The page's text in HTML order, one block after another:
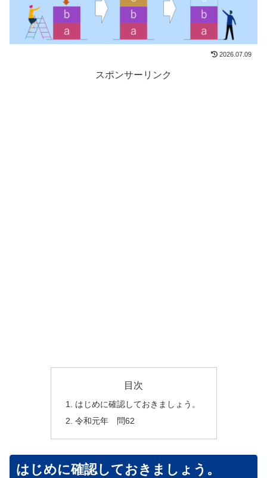
2026.07.09
スポンサーリンク
目次
はじめに確認しておきましょう。
令和元年 問62
はじめに確認しておきましょう。